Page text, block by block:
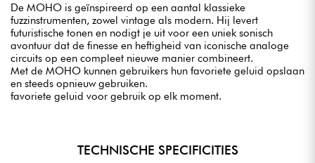
De MOHO is geïnspireerd op een aantal klassieke
fuzzinstrumenten, zowel vintage als modern. Hij levert
futuristische tonen en nodigt je uit voor een uniek sonisch
avontuur dat de finesse en heftigheid van iconische analoge
circuits op een compleet nieuwe manier combineert.
Met de MOHO kunnen gebruikers hun favoriete geluid opslaan
en steeds opnieuw gebruiken.
favoriete geluid voor gebruik op elk moment.
TECHNISCHE SPECIFICITIES